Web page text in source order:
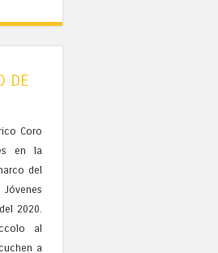
DE
Coro
en la
del
2020.
al
a